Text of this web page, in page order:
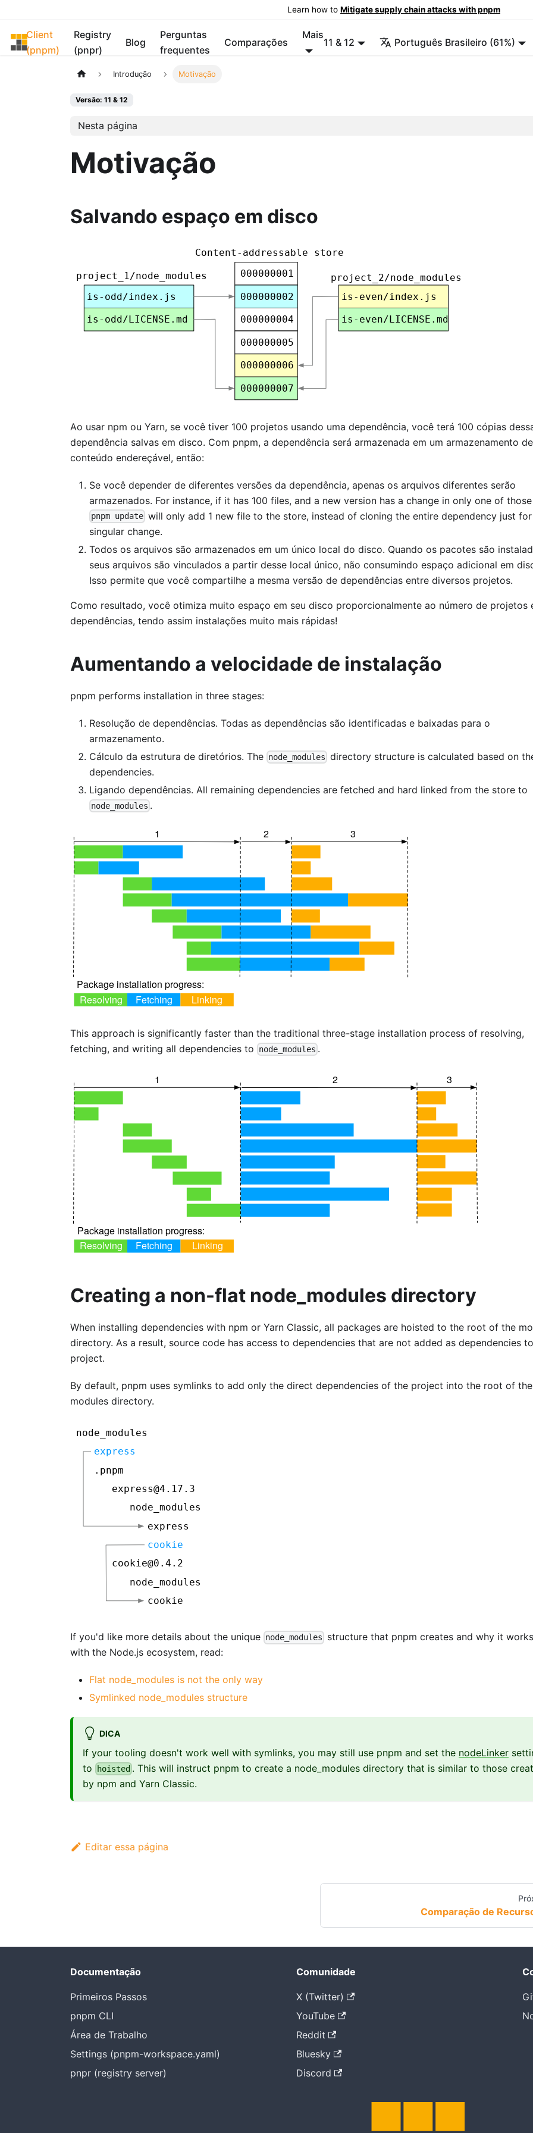
Learn how to Mitigate supply chain attacks with pnpm
pnpm
Client
(pnpm)
Registry
(pnpr)
Blog
Perguntas
frequentes
Comparações
Mais
11 & 12 Português Brasileiro (61%)
Introdução Motivação
Versão: 11 & 12
Nesta página
Motivação
Salvando espaço em disco
Ao usar npm ou Yarn, se você tiver 100 projetos usando uma dependência, você terá 100 cópias
dependência salvas em disco. Com pnpm, a dependência será armazenada em um armazenamento de
conteúdo endereçável, então:
Se você depender de diferentes versões da dependência, apenas os arquivos diferentes serão
armazenados. For instance, if it has 100 files, and a new version has a change in only one of
pnpm update will only add 1 new file to the store, instead of cloning the entire dependency just
singular change.
Todos os arquivos são armazenados em um único local do disco. Quando os pacotes são
seus arquivos são vinculados a partir desse local único, não consumindo espaço adicional em
Isso permite que você compartilhe a mesma versão de dependências entre diversos projetos.
Como resultado, você otimiza muito espaço em seu disco proporcionalmente ao número de projetos
dependências, tendo assim instalações muito mais rápidas!
Aumentando a velocidade de instalação
pnpm performs installation in three stages:
Resolução de dependências. Todas as dependências são identificadas e baixadas para o
armazenamento.
Cálculo da estrutura de diretórios. The node_modules directory structure is calculated based on
dependencies.
Ligando dependências. All remaining dependencies are fetched and hard linked from the store to
node_modules .
This approach is significantly faster than the traditional three-stage installation process of resolving,
fetching, and writing all dependencies to
node_modules .
Creating a non-flat node_modules directory
When installing dependencies with npm or Yarn Classic, all packages are hoisted to the root of the
directory. As a result, source code has access to dependencies that are not added as dependencies
project.
By default, pnpm uses symlinks to add only the direct dependencies of the project into the root of the
modules directory.
If you'd like more details about the unique node_modules
structure that pnpm creates and why it
with the Node.js ecosystem, read:
Flat node_modules is not the only way
Symlinked node_modules structure
DICA
If your tooling doesn't work well with symlinks, you may still use pnpm and set the nodeLinker
to
hoisted . This will instruct pnpm to create a node_modules directory that is similar to those
by npm and Yarn Classic.
Editar essa página
Comparação de
Documentação
Primeiros Passos
pnpm CLI
Área de Trabalho
Settings (pnpm-workspace.yaml)
pnpr (registry server)
Comunidade
X (Twitter)
YouTube
Reddit
Bluesky
Discord